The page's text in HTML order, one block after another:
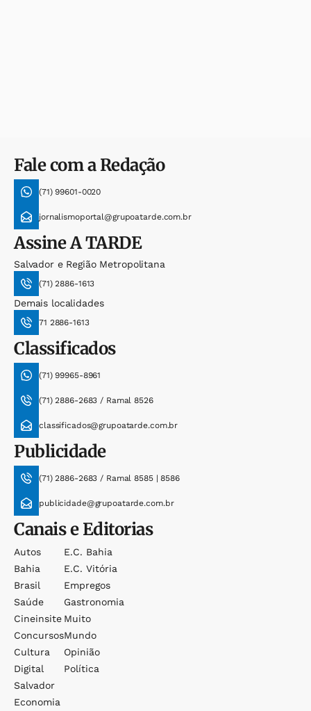
Fale com a Redação
(71) 99601-0020
jornalismoportal@grupoatarde.com.br
AssineA TARDE
Salvador e Região Metropolitana
(71) 2886-1613
Demais localidades
71 2886-1613
Classificados
(71) 99965-8961
(71) 2886-2683 / Ramal 8526
classificados@grupoatarde.com.br
Publicidade
(71) 2886-2683 / Ramal 8585 | 8586
publicidade@grupoatarde.com.br
Canais e Editorias
Autos
Bahia
Brasil
Saúde
Cineinsite
Concursos
Cultura
Digital
Salvador
Economia
E.c. Bahia
E.c. Vitória
Empregos
Gastronomia
Muito
Mundo
Opinião
Política